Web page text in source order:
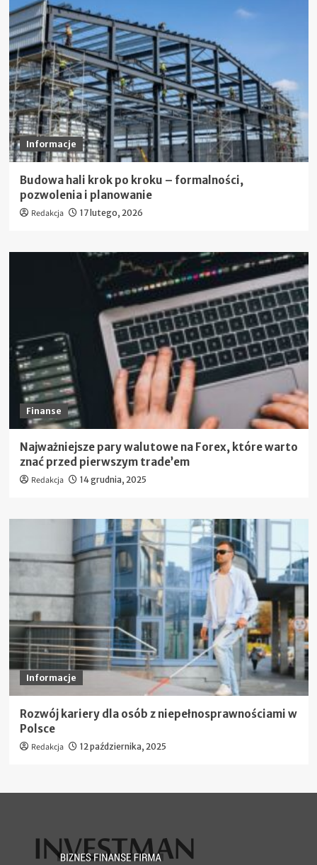
Informacje
Budowa hali krok po kroku – formalności,
pozwolenia i planowanie
Redakcja 17 lutego, 2026
Finanse
Najważniejsze pary walutowe na Forex, które warto
znać przed pierwszym trade’em
Redakcja 14 grudnia, 2025
Informacje
Rozwój kariery dla osób z niepełnosprawnościami w
Polsce
Redakcja 12 października, 2025